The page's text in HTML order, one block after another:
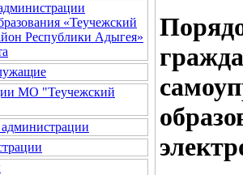
«Теучежский
Республики Адыгея»
МО "Теучежский